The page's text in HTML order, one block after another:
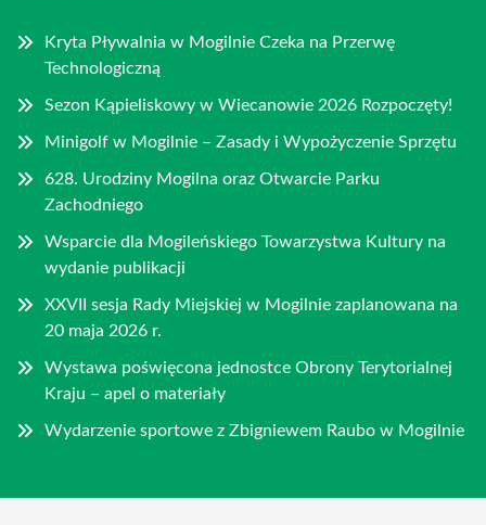
Kryta Pływalnia w Mogilnie Czeka na Przerwę
Technologiczną
Sezon Kąpieliskowy w Wiecanowie 2026 Rozpoczęty!
Minigolf w Mogilnie – Zasady i Wypożyczenie Sprzętu
628. Urodziny Mogilna oraz Otwarcie Parku
Zachodniego
Wsparcie dla Mogileńskiego Towarzystwa Kultury na
wydanie publikacji
XXVII sesja Rady Miejskiej w Mogilnie zaplanowana na
20 maja 2026 r.
Wystawa poświęcona jednostce Obrony Terytorialnej
Kraju – apel o materiały
Wydarzenie sportowe z Zbigniewem Raubo w Mogilnie